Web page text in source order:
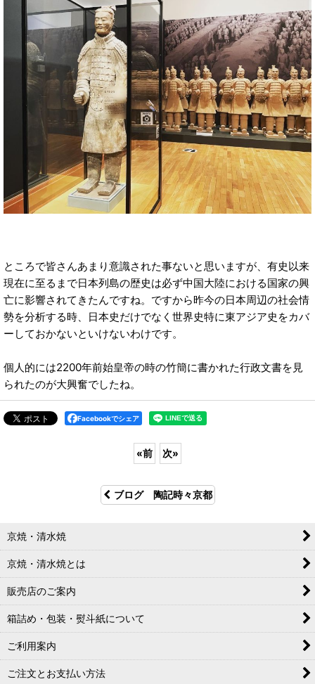
ところで皆さんあまり意識された事ないと思いますが、有史以来
現在に至るまで日本列島の歴史は必ず中国大陸における国家の興
亡に影響されてきたんですね。ですから昨今の日本周辺の社会情
勢を分析する時、日本史だけでなく世界史特に東アジア史をカバ
ーしておかないといけないわけです。
個人的には2200年前始皇帝の時の竹簡に書かれた行政文書を見
られたのが大興奮でしたね。
Facebookでシェア
«前 次»
ブログ 陶記時々京都
京焼・清水焼
京焼・清水焼とは
販売店のご案内
箱詰め・包装・熨斗紙について
ご利用案内
ご注文とお支払い方法